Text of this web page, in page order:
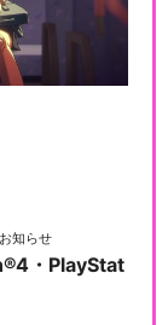
知らせ
・PlayStat